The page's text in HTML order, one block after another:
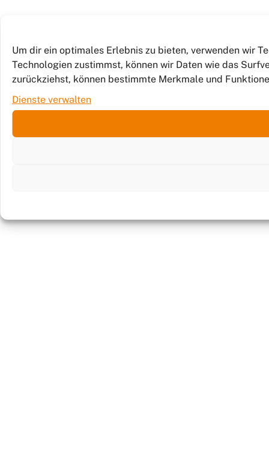
Um dir ein optimales Erlebnis zu bieten, verwenden wir
Technologien zustimmst, können wir Daten wie das
zurückziehst, können bestimmte Merkmale und
Dienste verwalten